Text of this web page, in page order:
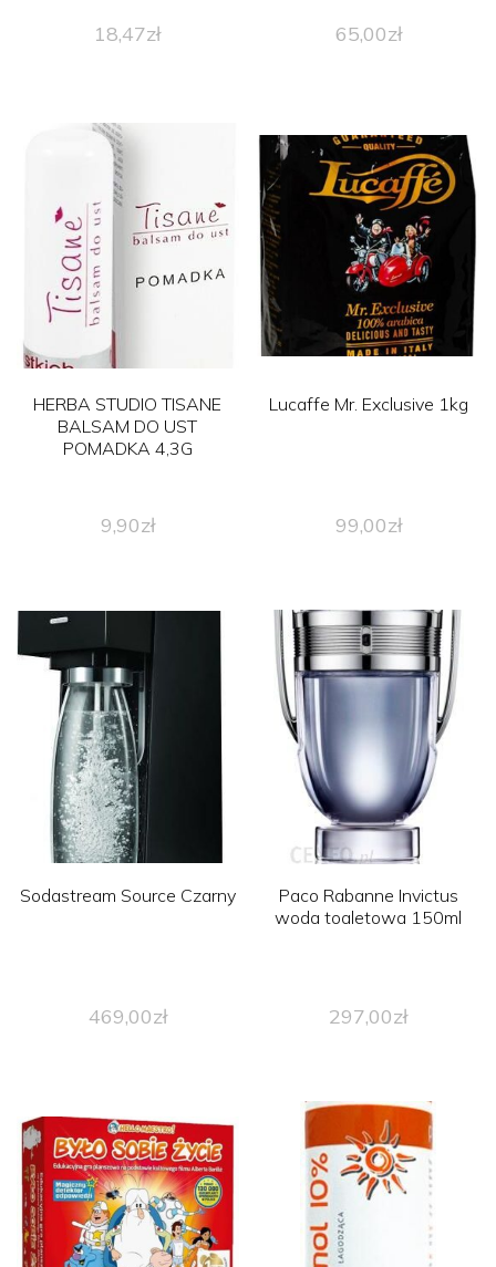
18,47zł 65,00zł
HERBA STUDIO TISANE
BALSAM DO UST
POMADKA 4,3G
9,90zł
Lucaffe Mr. Exclusive 1kg
99,00zł
Sodastream Source Czarny
469,00zł
Paco Rabanne Invictus
woda toaletowa 150ml
297,00zł